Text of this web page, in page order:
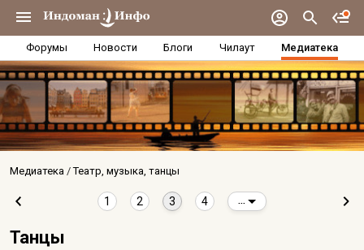
Форумы Новости Блоги Чилаут Медиатека
Медиатека Театр, музыка, танцы
1 2 3 4
Танцы